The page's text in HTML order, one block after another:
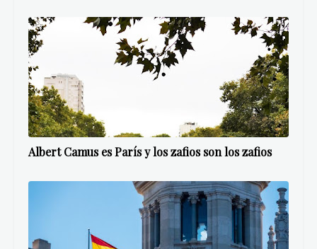
Albert Camus es París y los zafios son los zafios